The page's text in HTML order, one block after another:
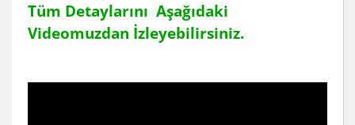
Tüm Detaylarını Aşağıdaki
Videomuzdan İzleyebilirsiniz.